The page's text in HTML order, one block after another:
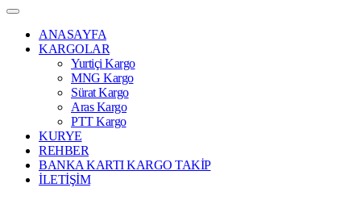
ANASAYFA
KARGOLAR
Yurtiçi Kargo
MNG Kargo
Sürat Kargo
Aras Kargo
PTT Kargo
KURYE
REHBER
BANKA KARTI KARGO TAKİP
İLETİŞİM